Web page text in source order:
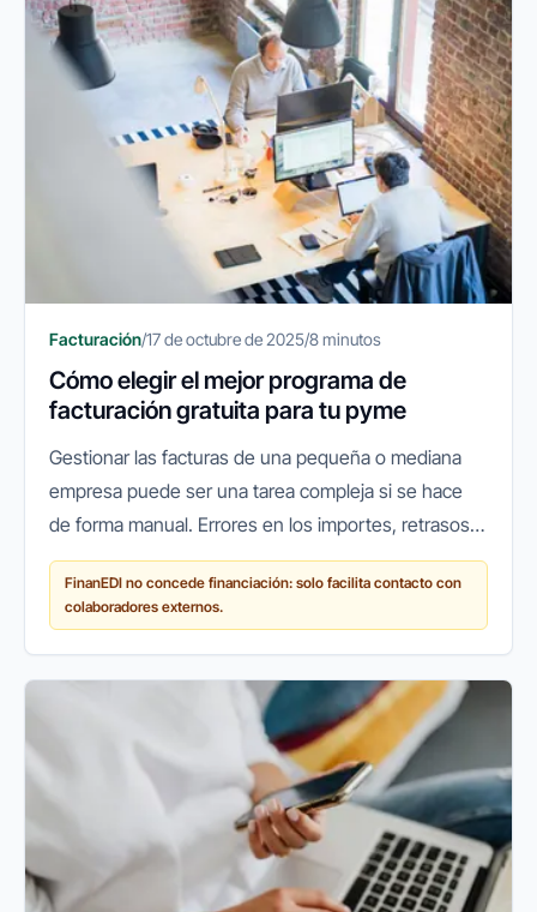
Facturación/17 de octubre de 2025/8 minutos
Cómo elegir el mejor programa de
facturación gratuita para tu pyme
Gestionar las facturas de una pequeña o mediana
empresa puede ser una tarea compleja si se hace
de forma manual. Errores en los importes, retrasos
en los cobros o pérdidas de documentos son
problemas habituales que...
FinanEDI no concede financiación: solo facilita contacto con
colaboradores externos.